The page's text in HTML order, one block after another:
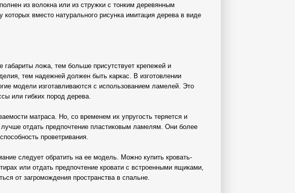
из волокна или из стружки с тонким деревянным
вместо натурального рисунка имитация дерева в виде
ложа, тем больше присутствует крепежей и
тем надежней должен быть каркас. В изготовлении
модели изготавливаются с использованием ламелей. Это
или гибких пород дерева.
матраса. Но, со временем их упругость теряется и
отдать предпочтение пластиковым ламелям. Они более
проветривания.
следует обратить на ее модель. Можно купить кровать-
или отдать предпочтение кровати с встроенными ящиками,
от загромождения пространства в спальне.